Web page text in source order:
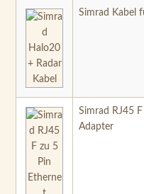
Simrad Kabel
Simrad RJ45
Adapter